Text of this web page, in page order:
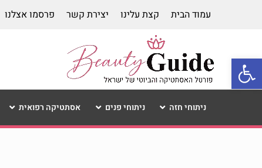
עמוד הבית קצת עלינו יצירת קשר פרסמו אצלנו
ניתוחי חזה ניתוחי פנים אסתטיקה רפואית
פתח סרגל נגישות